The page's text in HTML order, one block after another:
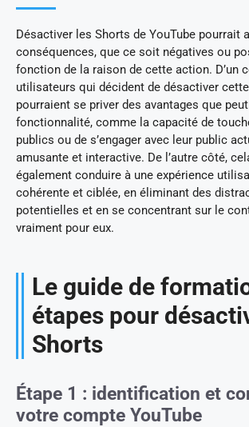
Désactiver les Shorts de YouTube pourrait
conséquences, que ce soit négatives ou
fonction de la raison de cette action. D’un
utilisateurs qui décident de désactiver
pourraient se priver des avantages que
fonctionnalité, comme la capacité de
publics ou de s’engager avec leur public
amusante et interactive. De l’autre côté,
également conduire à une expérience
cohérente et ciblée, en éliminant des
potentielles et en se concentrant sur le
vraiment pour eux.
Le guide de
étapes pour
Shorts
Étape 1 : identification et
votre compte YouTube